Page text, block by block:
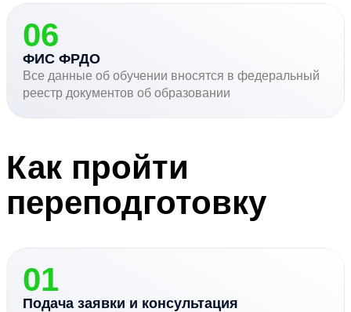
06
ФИС ФРДО
Все данные об обучении вносятся в федеральный
реестр документов об образовании
Как пройти
переподготовку
01
Подача заявки и консультация